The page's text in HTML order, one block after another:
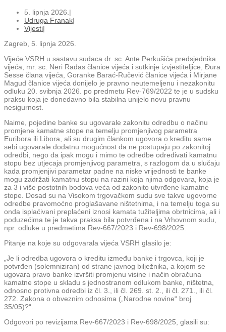
5. lipnja 2026. |
Udruga Franak|
Vijesti|
Zagreb, 5. lipnja 2026.
Vijeće VSRH u sastavu sudaca dr. sc. Ante Perkušića predsjednika
vijeća, mr. sc. Neri Radas članice vijeća i sutkinje izvjestiteljice, Đura
Sesse člana vijeća, Goranke Barać-Ručević članice vijeća i Mirjane
Magud članice vijeća donijelo je pravno neutemeljenu i nezakonitu
odluku 20. svibnja 2026. po predmetu Rev-769/2022 te je u sudsku
praksu koja je donedavno bila stabilna unijelo novu pravnu
nesigurnost.
Naime, pojedine banke su ugovarale zakonitu odredbu o načinu
promjene kamatne stope na temelju promjenjivog parametra
Euribora ili Libora, ali su drugim člankom ugovora o kreditu same
sebi ugovarale dodatnu mogućnost da ne postupaju po zakonitoj
odredbi, nego da ipak mogu i mimo te odredbe određivati kamatnu
stopu bez utjecaja promjenjivog parametra, s razlogom da u slučaju
kada promjenjivi parametar padne na niske vrijednosti te banke
mogu zadržati kamatnu stopu na razini koja njima odgovara, koja je
za 3 i više postotnih bodova veća od zakonito utvrđene kamatne
stope. Dosad su na Visokom trgovačkom sudu sve takve ugovorne
odredbe pravomoćno proglašavane ništetnima, i na temelju toga su
onda isplaćivani preplaćeni iznosi kamata tužiteljima obrtnicima, ali i
poduzećima te je takva praksa bila potvrđena i na Vrhovnom sudu,
npr. odluke u predmetima Rev-667/2023 i Rev-698/2025.
Pitanje na koje su odgovarala vijeća VSRH glasilo je:
„Je li odredba ugovora o kreditu između banke i trgovca, koji je
potvrđen (solemniziran) od strane javnog bilježnika, a kojom se
ugovara pravo banke izvršiti promjenu visine i način obračuna
kamatne stope u skladu s jednostranom odlukom banke, ništetna,
odnosno protivna odredbi iz čl. 3., ili čl. 269. st. 2., ili čl. 271., ili čl.
272. Zakona o obveznim odnosima („Narodne novine“ broj
35/05)?“.
Odgovori po revizijama Rev-667/2023 i Rev-698/2025, glasili su: